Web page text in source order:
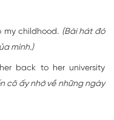
my childhood. (Bài hát đó
mình.)
back to her university
cô ấy nhớ về những ngày